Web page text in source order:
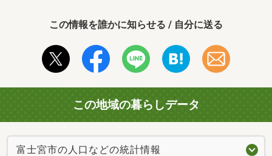
この情報を誰かに知らせる / 自分に送る
この地域の暮らしデータ
富士宮市の人口などの統計情報